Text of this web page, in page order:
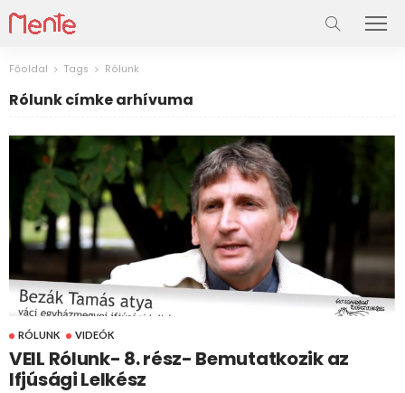
Főoldal Tags Rólunk
Rólunk címke arhívuma
RÓLUNK VIDEÓK
VEIL Rólunk- 8. rész- Bemutatkozik az
Ifjúsági Lelkész